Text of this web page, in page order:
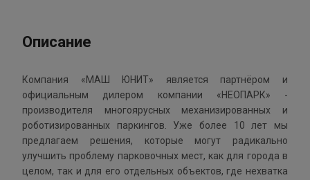
Описание
Компания «МАШ ЮНИТ» является партнёром и
официальным дилером компании «НЕОПАРК» -
производителя многоярусных механизированных и
роботизированных паркингов. Уже более 10 лет мы
предлагаем решения, которые могут радикально
улучшить проблему парковочных мест, как для города в
целом, так и для его отдельных объектов, где нехватка